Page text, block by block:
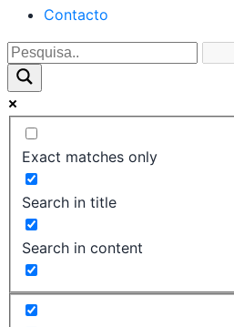
Contacto
Exact matches only
Search in title
Search in content